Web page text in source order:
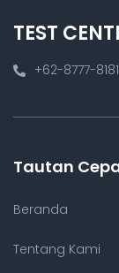
TEST
+62-8777-
Tautan
Beranda
Tentang Kami